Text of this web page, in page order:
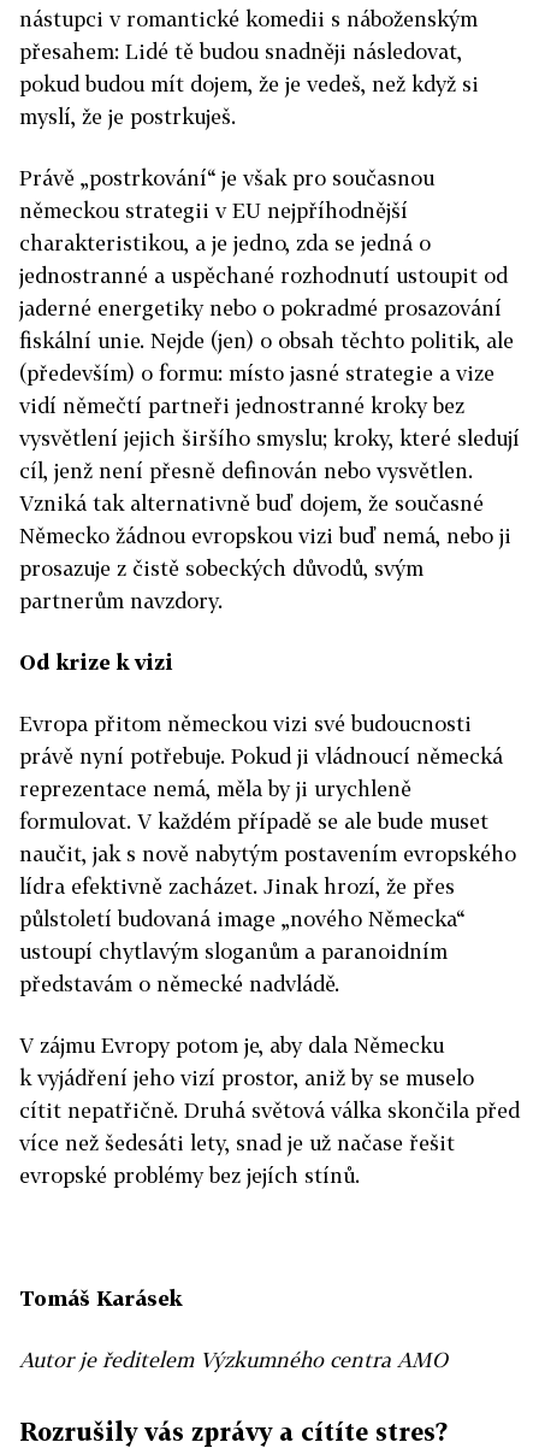
nástupci v romantické komedii s náboženským
přesahem: Lidé tě budou snadněji následovat,
pokud budou mít dojem, že je vedeš, než když si
myslí, že je postrkuješ.
Právě „postrkování“ je však pro současnou
německou strategii v EU nejpříhodnější
charakteristikou, a je jedno, zda se jedná o
jednostranné a uspěchané rozhodnutí ustoupit od
jaderné energetiky nebo o pokradmé prosazování
fiskální unie. Nejde (jen) o obsah těchto politik, ale
(především) o formu: místo jasné strategie a vize
vidí němečtí partneři jednostranné kroky bez
vysvětlení jejich širšího smyslu; kroky, které sledují
cíl, jenž není přesně definován nebo vysvětlen.
Vzniká tak alternativně buď dojem, že současné
Německo žádnou evropskou vizi buď nemá, nebo ji
prosazuje z čistě sobeckých důvodů, svým
partnerům navzdory.
Od krize k vizi
Evropa přitom německou vizi své budoucnosti
právě nyní potřebuje. Pokud ji vládnoucí německá
reprezentace nemá, měla by ji urychleně
formulovat. V každém případě se ale bude muset
naučit, jak s nově nabytým postavením evropského
lídra efektivně zacházet. Jinak hrozí, že přes
půlstoletí budovaná image „nového Německa“
ustoupí chytlavým sloganům a paranoidním
představám o německé nadvládě.
V zájmu Evropy potom je, aby dala Německu
k vyjádření jeho vizí prostor, aniž by se muselo
cítit nepatřičně. Druhá světová válka skončila před
více než šedesáti lety, snad je už načase řešit
evropské problémy bez jejích stínů.
Tomáš Karásek
Autor je ředitelem Výzkumného centra AMO
Rozrušily vás zprávy a cítíte stres?